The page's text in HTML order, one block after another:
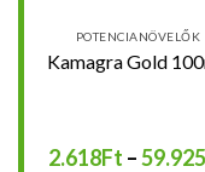
POTENCIANÖVELŐK
Kamagra Gold
2.618Ft –59.925